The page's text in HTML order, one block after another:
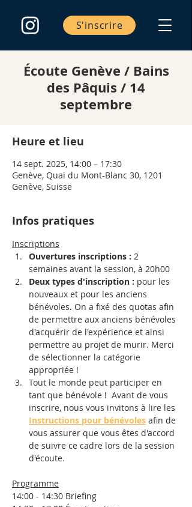
S'inscrire
Écoute Genève / Bains
des Pâquis / 14
septembre
Heure et lieu
14 sept. 2025, 14:00 – 17:30
Genève, Quai du Mont-Blanc 30, 1201
Genève, Suisse
Infos pratiques
Inscriptions
Ouvertures inscriptions : 2
semaines avant la session, à 20h00
Deux types d'inscription : pour les
nouveaux et pour les anciens
bénévoles. On a fixé des quotas afin
de permettre aux anciens bénévoles
d'acquérir de l'expérience et ainsi
permettre au projet de murir. Merci
de sélectionner la catégorie
appropriée !
Tout le monde peut participer en
tant que bénévole !  Avant de vous
inscrire, nous vous invitons à lire les
Instructions pour bénévoles afin de
vous assurer que vous êtes d'accord
de suivre ce cadre lors de la session
d'écoute.
Programme
14:00 - 14:30 Briefing